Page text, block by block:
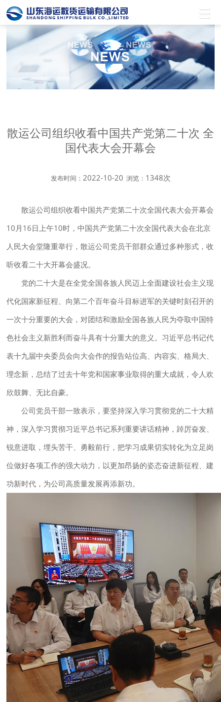
散运公司组织收看中国共产党第二十次 全
国代表大会开幕会
发布时间： 2022-10-20 浏览： 1348次
散运公司组织收看中国共产党第二十次全国代表大会开幕会
10月16日上午10时，中国共产党第二十次全国代表大会在北京
人民大会堂隆重举行，散运公司党员干部群众通过多种形式，收
听收看二十大开幕会盛况。
党的二十大是在全党全国各族人民迈上全面建设社会主义现
代化国家新征程、向第二个百年奋斗目标进军的关键时刻召开的
一次十分重要的大会，对团结和激励全国各族人民为夺取中国特
色社会主义新胜利而奋斗具有十分重大的意义。习近平总书记代
表十九届中央委员会向大会作的报告站位高、内容实、格局大、
理念新，总结了过去十年党和国家事业取得的重大成就，令人欢
欣鼓舞、无比自豪。
公司党员干部一致表示，要坚持深入学习贯彻党的二十大精
神，深入学习贯彻习近平总书记系列重要讲话精神，踔厉奋发、
锐意进取，埋头苦干、勇毅前行，把学习成果切实转化为立足岗
位做好各项工作的强大动力，以更加昂扬的姿态奋进新征程、建
功新时代，为公司高质量发展再添新功。